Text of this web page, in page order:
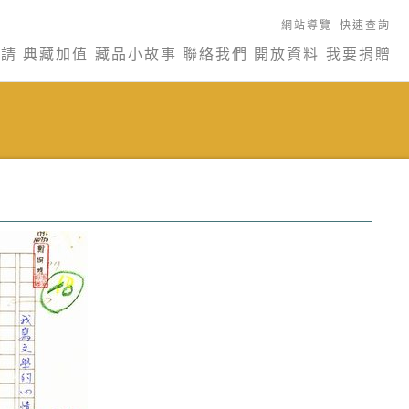
網站導覽 快速查詢
典藏加值 藏品小故事 聯絡我們 開放資料 我要捐贈